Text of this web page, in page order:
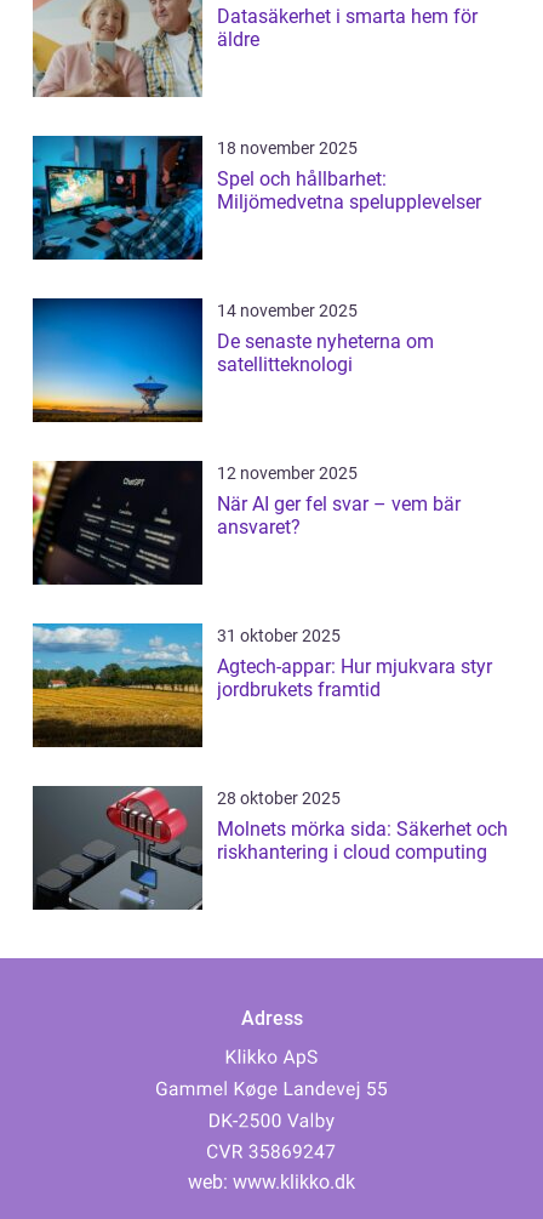
Datasäkerhet i smarta hem för
äldre
18 november 2025
Spel och hållbarhet:
Miljömedvetna spelupplevelser
14 november 2025
De senaste nyheterna om
satellitteknologi
12 november 2025
När AI ger fel svar – vem bär
ansvaret?
31 oktober 2025
Agtech-appar: Hur mjukvara styr
jordbrukets framtid
28 oktober 2025
Molnets mörka sida: Säkerhet och
riskhantering i cloud computing
Adress
web: www.klikko.dk